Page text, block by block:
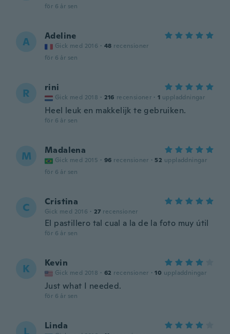
för 6 år sen
A Adeline
Gick med 2016 · 48 recensioner
för 6 år sen
R rini
Gick med 2018 · 216 recensioner · 1 uppladdningar
Heel leuk en makkelijk te gebruiken.
för 6 år sen
M Madalena
Gick med 2015 · 96 recensioner · 52 uppladdningar
för 6 år sen
C Cristina
Gick med 2016 · 27 recensioner
El pastillero tal cual a la de la foto muy útil
för 6 år sen
K Kevin
Gick med 2018 · 62 recensioner · 10 uppladdningar
Just what I needed.
för 6 år sen
Linda